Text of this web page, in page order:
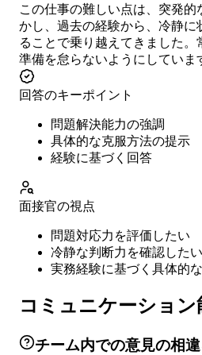
この仕事の難しい点は、突発
かし、過去の経験から、冷静
ることで乗り越えてきました
準備を怠らないようにしていま
回答のキーポイント
問題解決能力の強調
具体的な克服方法の提示
経験に基づく回答
面接官の視点
問題対応力を評価したい
冷静な判断力を確認したい
実務経験に基づく具体的
コミュニケーション
チーム内での意見の相